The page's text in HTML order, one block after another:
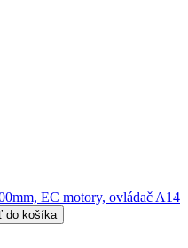
EC motory, ovládač A14
do košíka